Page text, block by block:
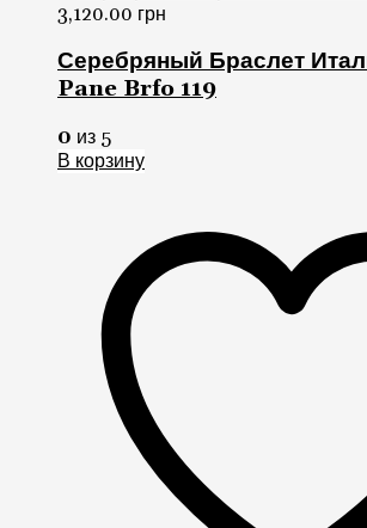
3,120.00 грн
Серебряный Браслет
Pane Brfo 119
0 из 5
В корзину